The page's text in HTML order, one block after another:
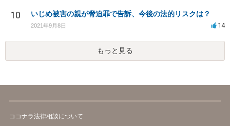
10 いじめ被害の親が脅迫罪で告訴、今後の法的リスクは？
2021年9月8日 14
もっと見る
ココナラ法律相談について